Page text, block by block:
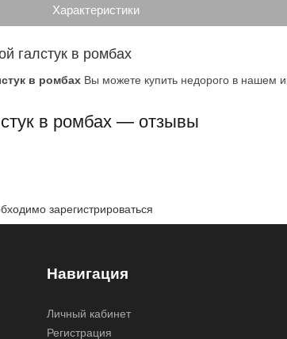
Характеристики
галстук в ромбах
в ромбах Вы можете купить недорого в нашем
в ромбах — отзывы
зарегистрироваться
Навигация
Личный кабинет
Регистрация